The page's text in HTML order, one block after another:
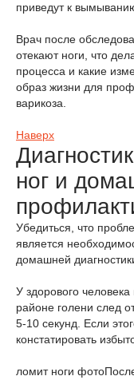
приведут к
Врач после
отекают ноги, что
процесса и какие
образ жизни для
варикоза.
Наверх
ног и
Убедиться, что
является
домашней
У здорового
районе голени след
5-10 секунд. Если
констатировать
ломит ноги фото